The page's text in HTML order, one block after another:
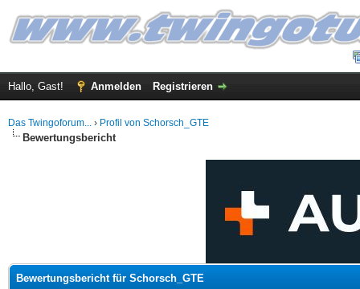
Hallo, Gast! Anmelden Registrieren
Das Twingoforum... › Profil von Schorsch_GTE
Bewertungsbericht
Bewertungsbericht für Schorsch_GTE